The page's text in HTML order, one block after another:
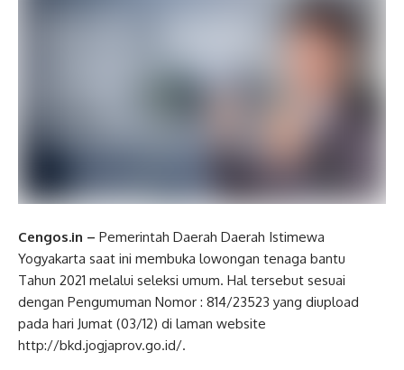
Cengos.in – Pemerintah Daerah Daerah Istimewa
Yogyakarta saat ini membuka lowongan tenaga bantu
Tahun 2021 melalui seleksi umum. Hal tersebut sesuai
dengan Pengumuman Nomor : 814/23523 yang diupload
pada hari Jumat (03/12) di laman website
http://bkd.jogjaprov.go.id/.